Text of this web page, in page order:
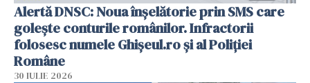
Alertă DNSC: Noua înșelătorie prin SMS care
golește conturile românilor. Infractorii
folosesc numele Ghișeul.ro și al Poliției
Române
30 IULIE 2026